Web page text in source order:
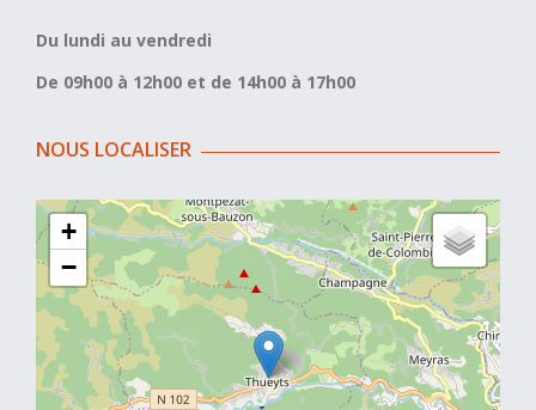
Du lundi au vendredi
De 09h00 à 12h00 et de 14h00 à 17h00
NOUS LOCALISER
+
−